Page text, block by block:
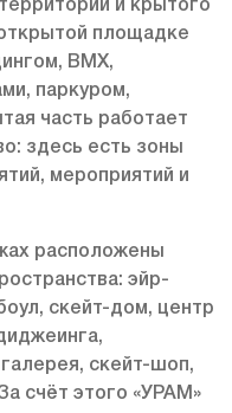
и крытого
площадке
BMX,
паркуром,
часть работает
здесь есть зоны
мероприятий и
расположены
эйр-
скейт-дом, центр
скейт-шоп,
счёт этого «УРАМ»